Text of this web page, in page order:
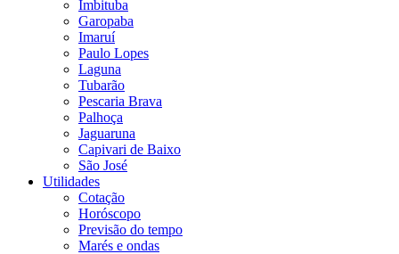
Imbituba
Garopaba
Imaruí
Paulo Lopes
Laguna
Tubarão
Pescaria Brava
Palhoça
Jaguaruna
Capivari de Baixo
São José
Utilidades
Cotação
Horóscopo
Previsão do tempo
Marés e ondas